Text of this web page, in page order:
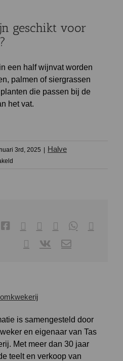
geschikt voor
een half wijnvat worden
palmen of siergrassen
die passen bij de
het vat.
3rd, 2025
Halve
half
wijnvat?
Facebook Reddit LinkedInWhatsApp
Pinterest
E-
mail
is samengesteld door
en eigenaar van Tas
Met meer dan 30 jaar
teelt en verkoop van